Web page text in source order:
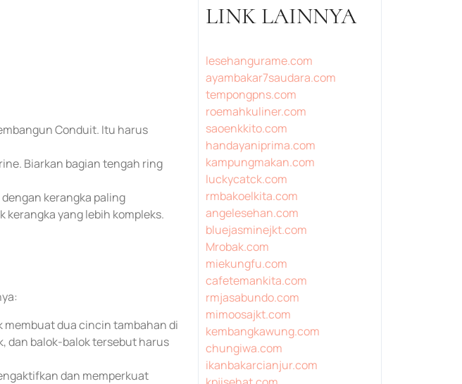
Conduit. Itu harus
Biarkan bagian tengah ring
kerangka paling
yang lebih kompleks.
membuat dua cincin tambahan di
dan balok-balok tersebut harus
dan memperkuat
LINK LAINNYA
lesehangurame.com
ayambakar7saudara.com
tempongpns.com
roemahkuliner.com
saoenkkito.com
handayaniprima.com
kampungmakan.com
luckycatck.com
rmbakoelkita.com
angelesehan.com
bluejasminejkt.com
Mrobak.com
miekungfu.com
cafetemankita.com
rmjasabundo.com
mimoosajkt.com
kembangkawung.com
chungiwa.com
ikanbakarcianjur.com